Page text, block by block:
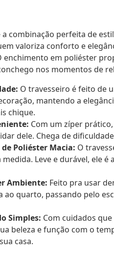
a combinação perfeita de
valoriza conforto e
enchimento em poliéster
nos momentos de
O travesseiro é feito de
mantendo a
chique.
Com um zíper
dele. Chega de
Poliéster Macia: O
Leve e durável, ele
Ambiente: Feito pra usar
ao quarto, passando pelo
Simples: Com cuidados
beleza e função com o
casa.